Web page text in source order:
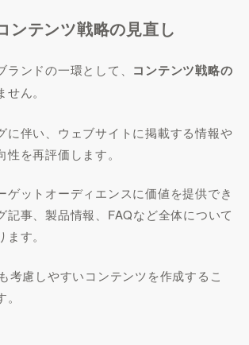
ンテンツ戦略の見直し
ンドの一環として、 コンテンツ戦略の
せん。
に伴い、ウェブサイトに掲載する情報や
を再評価します。
ゲットオーディエンスに価値を提供でき
記事、製品情報、FAQなど全体について
す。
考慮しやすいコンテンツを作成するこ